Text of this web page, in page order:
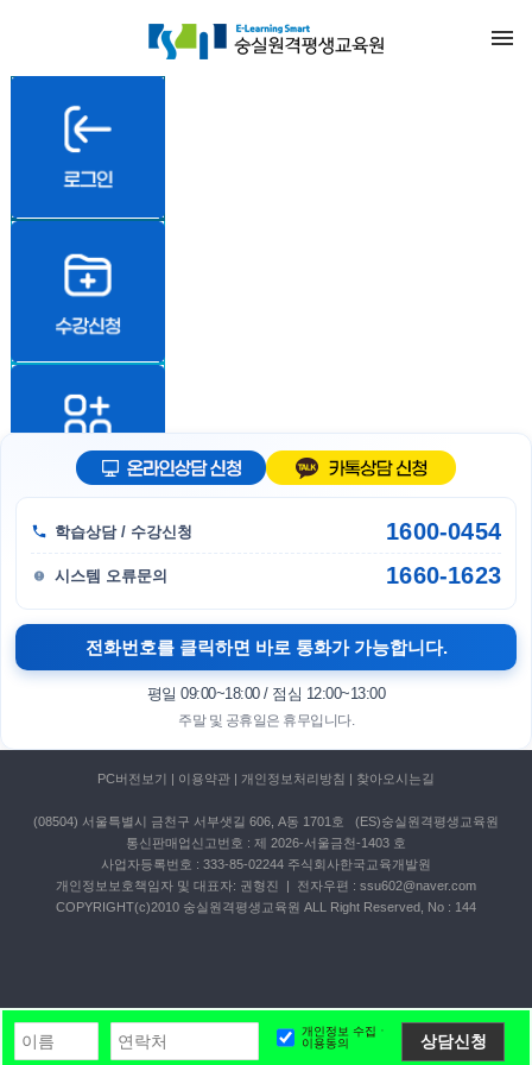
개인정보 수집ㆍ
이용동의
상담신청
학습상담 / 수강신청 1600-0454
시스템 오류문의 1660-1623
전화번호를 클릭하면 바로 통화가 가능합니다.
평일 09:00~18:00 / 점심 12:00~13:00
주말 및 공휴일은 휴무입니다.
PC버전보기 | 이용약관 | 개인정보처리방침 | 찾아오시는길
(08504) 서울특별시 금천구 서부샛길 606, A동 1701호 (ES)숭실원격평생교육원
통신판매업신고번호 : 제 2026-서울금천-1403 호
사업자등록번호 : 333-85-02244 주식회사한국교육개발원
개인정보보호책임자 및 대표자: 권형진 | 전자우편 : ssu602@naver.com
COPYRIGHT(c)2010 숭실원격평생교육원 ALL Right Reserved, No : 144